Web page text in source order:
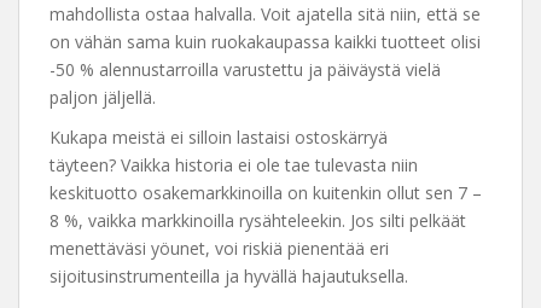
mahdollista ostaa halvalla. Voit ajatella sitä niin, että se
on vähän sama kuin ruokakaupassa kaikki tuotteet olisi
-50 % alennustarroilla varustettu ja päiväystä vielä
paljon jäljellä.
Kukapa meistä ei silloin lastaisi ostoskärryä
täyteen? Vaikka historia ei ole tae tulevasta niin
keskituotto osakemarkkinoilla on kuitenkin ollut sen 7 –
8 %, vaikka markkinoilla rysähteleekin. Jos silti pelkäät
menettäväsi yöunet, voi riskiä pienentää eri
sijoitusinstrumenteilla ja hyvällä hajautuksella.